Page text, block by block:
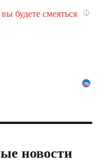
i
будете смеяться
новости